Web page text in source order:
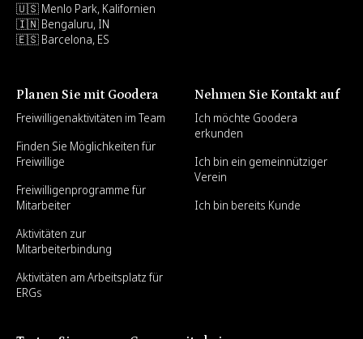
🇺🇸 Menlo Park, Kalifornien
🇮🇳 Bengaluru, IN
🇪🇸 Barcelona, ES
Planen Sie mit Goodera
Freiwilligenaktivitäten im Team
Finden Sie Möglichkeiten für
Freiwillige
Freiwilligenprogramme für
Mitarbeiter
Aktivitäten zur
Mitarbeiterbindung
Aktivitäten am Arbeitsplatz für
ERGs
Nehmen Sie Kontakt auf
Ich möchte Goodera
erkunden
Ich bin ein gemeinnütziger
Verein
Ich bin bereits Kunde